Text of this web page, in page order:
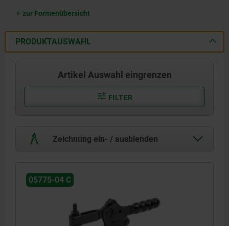
zur Formenübersicht
PRODUKTAUSWAHL
Artikel Auswahl eingrenzen
FILTER
Zeichnung ein- / ausblenden
05775-04 C